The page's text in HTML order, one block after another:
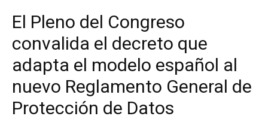
El Pleno del Congreso
convalida el decreto que
adapta el modelo español al
nuevo Reglamento General de
Protección de Datos